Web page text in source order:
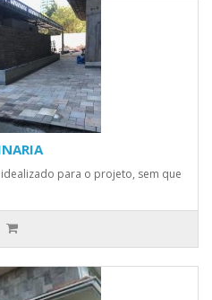
para o projeto, sem que